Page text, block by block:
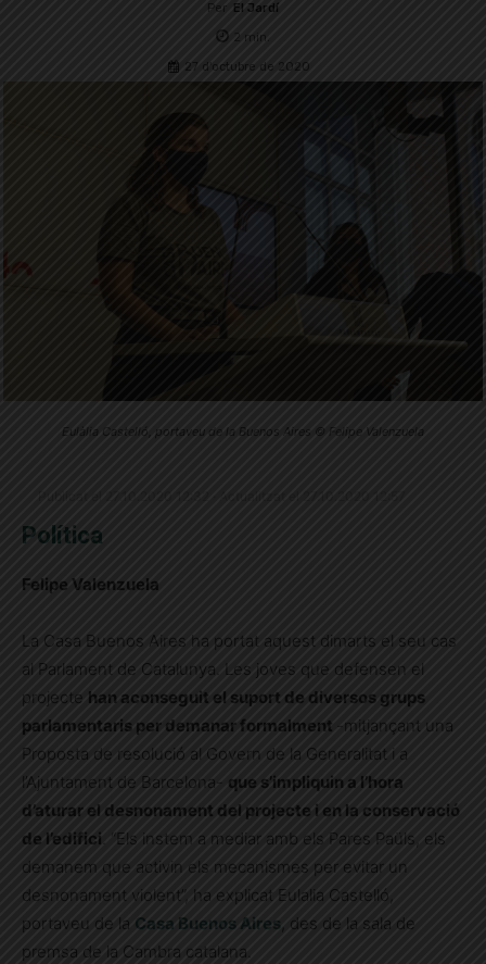
Per El Jardí
2 min.
27 d'octubre de 2020
Eulàlia Castelló, portaveu de la Buenos Aires © Felipe Valenzuela
Política
Felipe Valenzuela
La Casa Buenos Aires ha portat aquest dimarts el seu cas
al Parlament de Catalunya. Les joves que defensen el
projecte han aconseguit el suport de diversos grups
parlamentaris per demanar formalment -mitjançant una
Proposta de resolució al Govern de la Generalitat i a
l’Ajuntament de Barcelona- que s’impliquin a l’hora
d’aturar el desnonament del projecte i en la conservació
de l’edifici . “Els instem a mediar amb els Pares Paüls, els
demanem que activin els mecanismes per evitar un
desnonament violent”, ha explicat Eulalia Castelló,
portaveu de la Casa Buenos Aires, des de la sala de
premsa de la Cambra catalana.